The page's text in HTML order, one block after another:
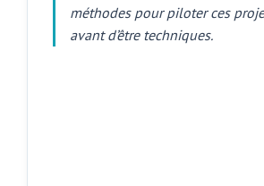
méthodes pour piloter ces
avant d’être techniques.